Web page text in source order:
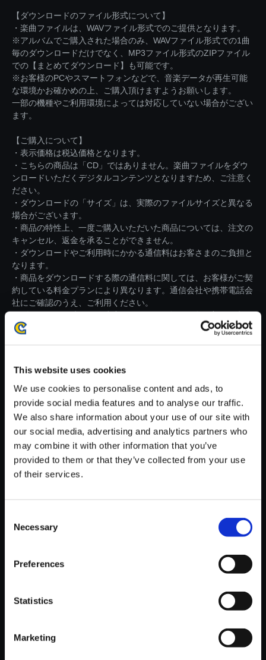
This website uses cookies
We use cookies to personalise content and ads, to
provide social media features and to analyse our traffic.
We also share information about your use of our site with
our social media, advertising and analytics partners who
may combine it with other information that you’ve
provided to them or that they’ve collected from your use
of their services.
Selection
Necessary
Preferences
Statistics
Marketing
【ダウンロードのファイル形式について】
・楽曲ファイルは、WAVファイル形式でのご提供となります。
※アルバムでご購入された場合のみ、WAVファイル形式での1曲
毎のダウンロードだけでなく、MP3ファイル形式のZIPファイル
での【まとめてダウンロード】も可能です。
※お客様のPCやスマートフォンなどで、音楽データが再生可能
な環境かお確かめの上、ご購入頂けますようお願いします。
一部の機種やご利用環境によっては対応していない場合がござい
ます。
【ご購入について】
・表示価格は税込価格となります。
・こちらの商品は「CD」ではありません。楽曲ファイルをダウ
ンロードいただくデジタルコンテンツとなりますため、ご注意く
ださい。
・ダウンロードの「サイズ」は、実際のファイルサイズと異なる
場合がございます。
・商品の特性上、一度ご購入いただいた商品については、注文の
キャンセル、返金を承ることができません。
・ダウンロードやご利用時にかかる通信料はお客さまのご負担と
なります。
・商品をダウンロードする際の通信料に関しては、お客様がご契
約している料金プランにより異なります。通信会社や携帯電話会
社にご確認のうえ、ご利用ください。
がかかる場合がございます。
【単曲】Street Fighter 6 Origin
al Soundtrack [Year 2] Aokiga
7ポイント付与